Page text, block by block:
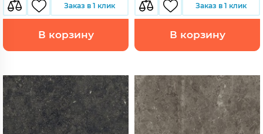
Заказ в 1 клик
В корзину
Заказ в 1 клик
В корзину